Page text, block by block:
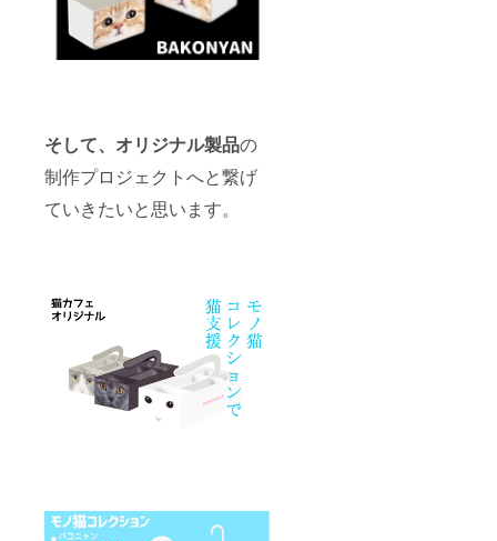
そして、オリジナル製品の
制作プロジェクトへと繋げ
ていきたいと思います。